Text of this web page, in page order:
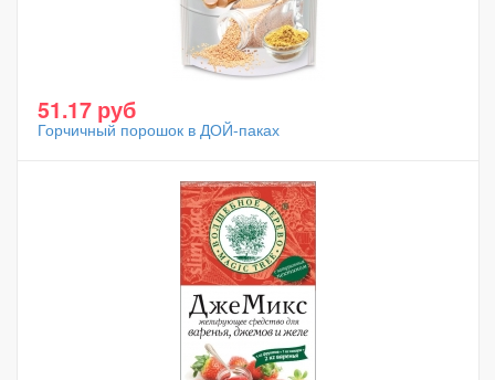
51.17 руб
Горчичный порошок в ДОЙ-паках